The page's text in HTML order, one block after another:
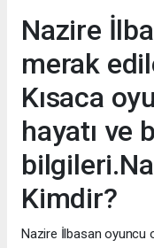
Nazire
merak
Kısaca
hayatı ve
Kimdir?
Nazire İlbasan oyuncu